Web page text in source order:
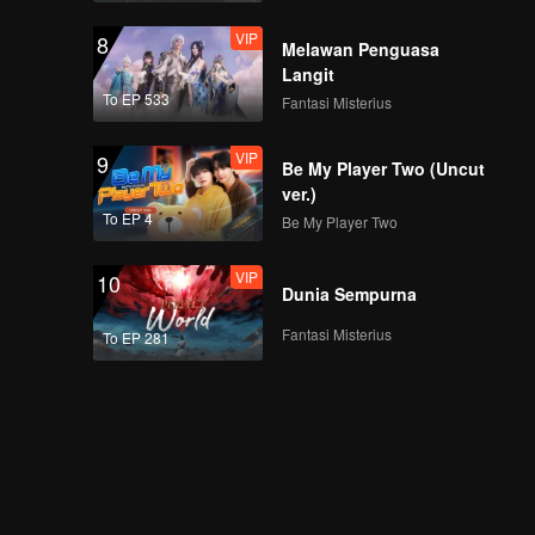
8
To EP 533
VIP
Melawan Penguasa
Langit
Fantasi Misterius
9
To EP 4
VIP
Be My Player Two (Uncut
ver.)
Be My Player Two
10
To EP 281
VIP
Dunia Sempurna
Fantasi Misterius